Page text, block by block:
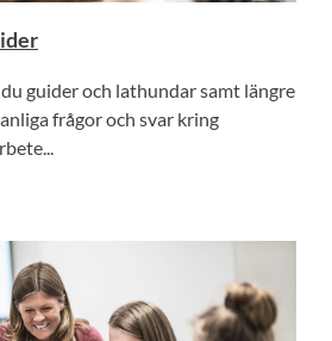
guider och lathundar samt längre
frågor och svar kring